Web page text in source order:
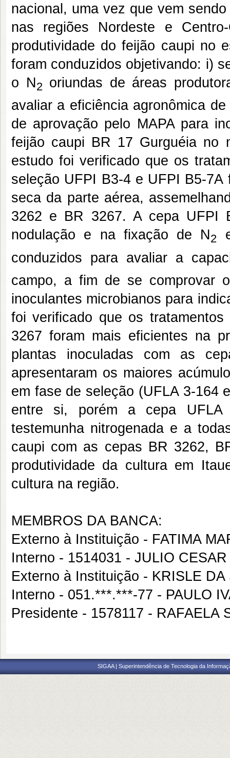
nacional, uma vez que vem
nas regiões Nordeste e
produtividade do feijão caupi no
foram conduzidos objetivando: i)
o N2 oriundas de áreas
avaliar a eficiência agronômica
de aprovação pelo MAPA para
feijão caupi BR 17 Gurguéia no
estudo foi verificado que os
seleção UFPI B3-4 e UFPI B5-
seca da parte aérea,
3262 e BR 3267. A cepa UFPI
nodulação e na fixação de N2
conduzidos para avaliar a
campo, a fim de se comprovar
inoculantes microbianos para
foi verificado que os
3267 foram mais eficientes na
plantas inoculadas com as
apresentaram os maiores
em fase de seleção (UFLA 3-164
entre si, porém a cepa UFLA
testemunha nitrogenada e a
caupi com as cepas BR 3262,
produtividade da cultura em
cultura na região.
MEMBROS DA BANCA:
Externo à Instituição - FATIMA
Interno - 1514031 - JULIO
Externo à Instituição - KRISLE DA
Interno - 051.***.***-77 - PAULO
Presidente - 1578117 - RAFAELA
SIGAA | Superintendência de Tecnologia da